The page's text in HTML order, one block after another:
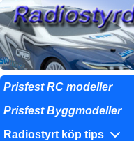
Prisfest RC modeller
Prisfest Byggmodeller
Radiostyrt köp tips